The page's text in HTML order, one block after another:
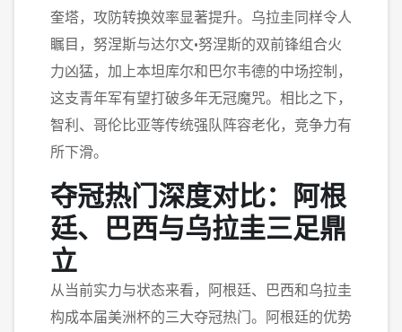
奎塔，攻防转换效率显著提升。乌拉圭同样令人
瞩目，努涅斯与达尔文·努涅斯的双前锋组合火
力凶猛，加上本坦库尔和巴尔韦德的中场控制，
这支青年军有望打破多年无冠魔咒。相比之下，
智利、哥伦比亚等传统强队阵容老化，竞争力有
所下滑。
夺冠热门深度对比：阿根
廷、巴西与乌拉圭三足鼎
立
从当前实力与状态来看，阿根廷、巴西和乌拉圭
构成本届美洲杯的三大夺冠热门。阿根廷的优势